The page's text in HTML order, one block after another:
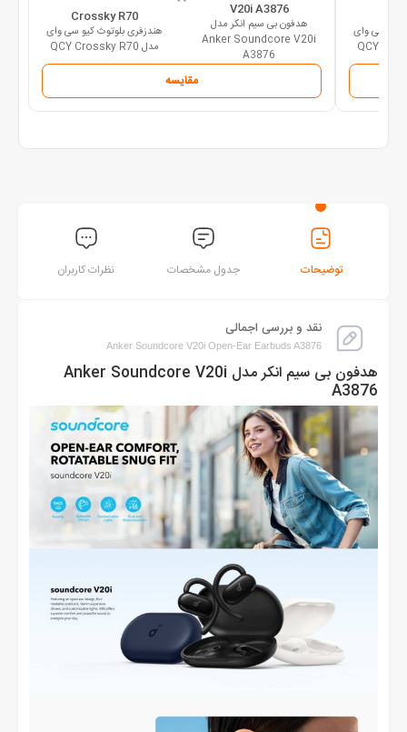
کیو سی وای
V20i A3876
هدفون بی سیم انکر مدل
Anker Soundcore V20i
A3876
Crossky R70
هندزفری بلوتوث کیو سی وای
مدل QCY Crossky R70
مقایسه
توضیحات جدول مشخصات نظرات کاربران
نقد و بررسی اجمالی
Anker Soundcore V20i Open-Ear Earbuds A3876
هدفون بی سیم انکر مدل Anker Soundcore V20i
A3876